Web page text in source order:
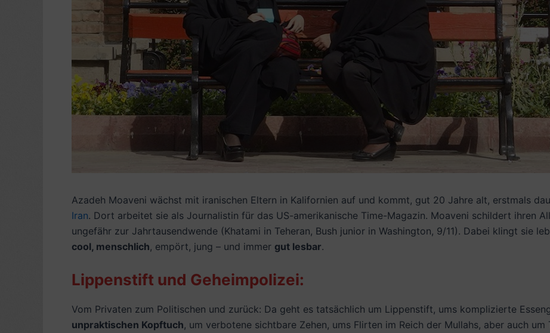
Azadeh Moaveni wächst mit iranischen Eltern in Kalifornien auf und kommt, gut 20 Jahre alt, erstmals
Iran. Dort arbeitet sie als Journalistin für das US-amerikanische Time-Magazin. Moaveni schildert ihren
ungefähr zur Jahrtausendwende (Khatami in Teheran, Bush junior in Washington, 9/11). Dabei klingt sie
cool, menschlich, empört, jung – und immer gut lesbar.
Lippenstift und Geheimpolizei:
Vom Privaten zum Politischen und zurück: Da geht es tatsächlich um Lippenstift, ums komplizierte
unpraktischen Kopftuch, um verbotene sichtbare Zehen, ums Flirten im Reich der Mullahs, aber auch